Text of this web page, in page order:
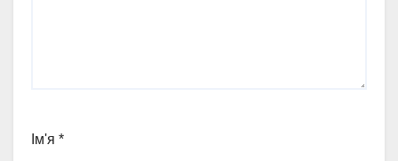
Ім'я *